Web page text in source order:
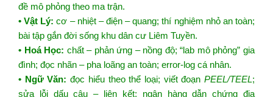
đề mô phỏng theo ma trận.
• Vật Lý: cơ – nhiệt – điện – quang; thí nghiệm nhỏ an toàn;
bài tập gắn đời sống khu dân cư Liêm Tuyền.
• Hoá Học: chất – phản ứng – nồng độ; “lab mô phỏng” gia
đình; đọc nhãn – pha loãng an toàn; error-log cá nhân.
• Ngữ Văn: đọc hiểu theo thể loại; viết đoạnPEEL/TEEL;
sửa lỗi dấu câu – liên kết; ngân hàng dẫn chứng địa